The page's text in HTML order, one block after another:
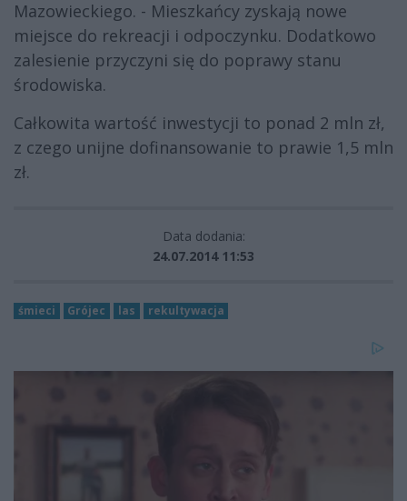
Mazowieckiego. - Mieszkańcy zyskają nowe
miejsce do rekreacji i odpoczynku. Dodatkowo
zalesienie przyczyni się do poprawy stanu
środowiska.
Całkowita wartość inwestycji to ponad 2 mln zł,
z czego unijne dofinansowanie to prawie 1,5 mln
zł.
Data dodania:
24.07.2014 11:53
śmieci Grójec las rekultywacja